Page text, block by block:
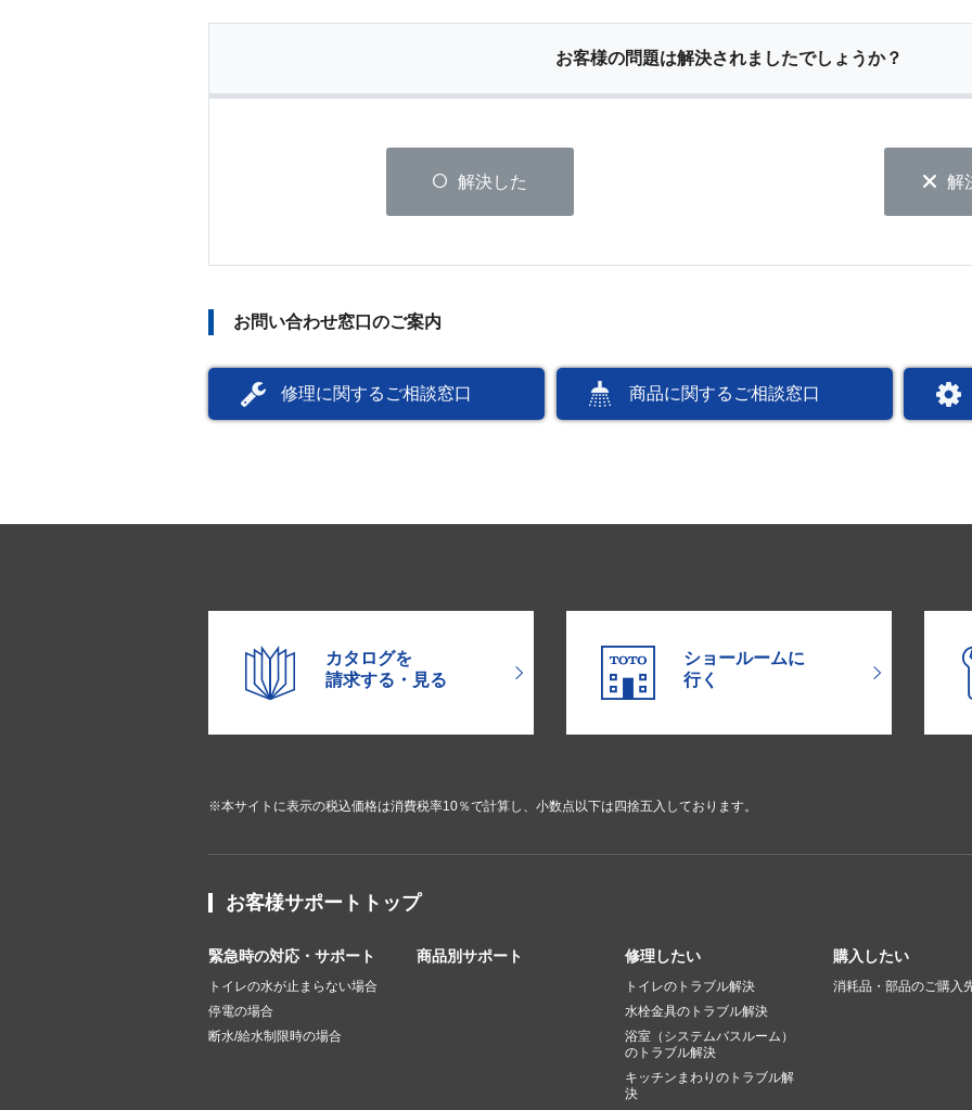
お客様の問題は解決されましたでしょうか？
解決した 解
お問い合わせ窓口のご案内
修理に関するご相談窓口 商品に関するご相談窓口
カタログを
請求する・見る
ショールームに
行く
※本サイトに表示の税込価格は消費税率10％で計算し、小数点以下は四捨五入しております。
お客様サポートトップ
緊急時の対応・サポート
トイレの水が止まらない場合
停電の場合
断水/給水制限時の場合
商品別サポート 修理したい
トイレのトラブル解決
水栓金具のトラブル解決
浴室（システムバスルーム）
のトラブル解決
キッチンまわりのトラブル解
決
購入したい
消耗品・部品のご購入